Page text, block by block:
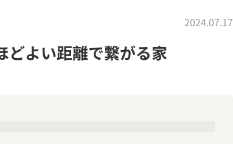
2024.07.17
よい距離で繋がる家